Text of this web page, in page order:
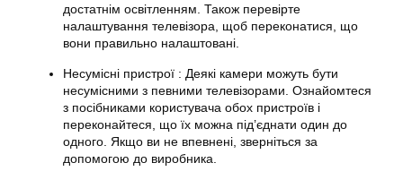
достатнім освітленням. Також перевірте
налаштування телевізора, щоб переконатися, що
вони правильно налаштовані.
Несумісні пристрої : Деякі камери можуть бути
несумісними з певними телевізорами. Ознайомтеся
з посібниками користувача обох пристроїв і
переконайтеся, що їх можна під’єднати один до
одного. Якщо ви не впевнені, зверніться за
допомогою до виробника.